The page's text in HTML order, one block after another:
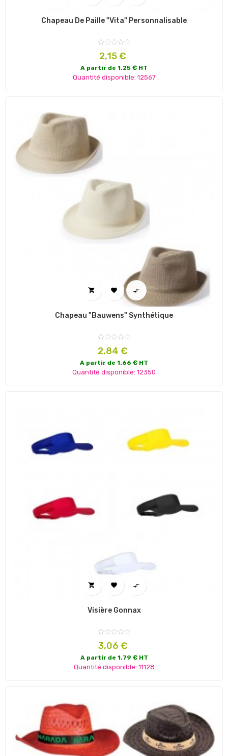
Chapeau De Paille "Vita" Personnalisable
Prix
2,15 €
A partir de 1.25 € HT
Quantité disponible: 12567
  
Chapeau "Bauwens" Synthétique
Prix
2,84 €
A partir de 1.66 € HT
Quantité disponible: 12350
  
Visière Gonnax
Prix
3,06 €
A partir de 1.79 € HT
Quantité disponible: 11128